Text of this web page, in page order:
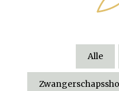
Alle